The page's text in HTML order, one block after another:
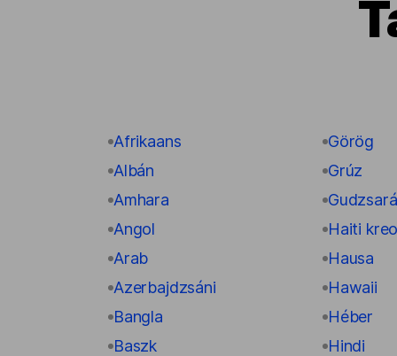
Afrikaans
Albán
Amhara
Angol
Arab
Azerbajdzsáni
Bangla
Baszk
Görög
Grúz
Haiti
Hausa
Hawaii
Héber
Hindi